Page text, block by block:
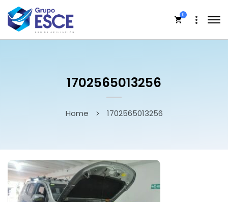
0
1702565013256
Home 1702565013256